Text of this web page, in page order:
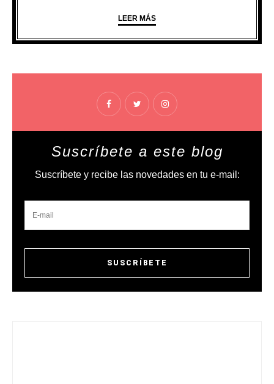
LEER MÁS
Suscríbete a este blog
Suscríbete y recibe las novedades en tu e-mail: